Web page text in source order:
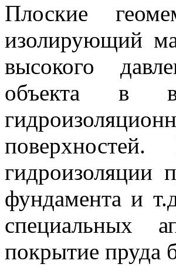
Плоские
изолирующий
высокого
объекта в
гидроизоляции
фундамента и
специальных
покрытие